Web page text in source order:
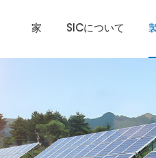
家 SICについて